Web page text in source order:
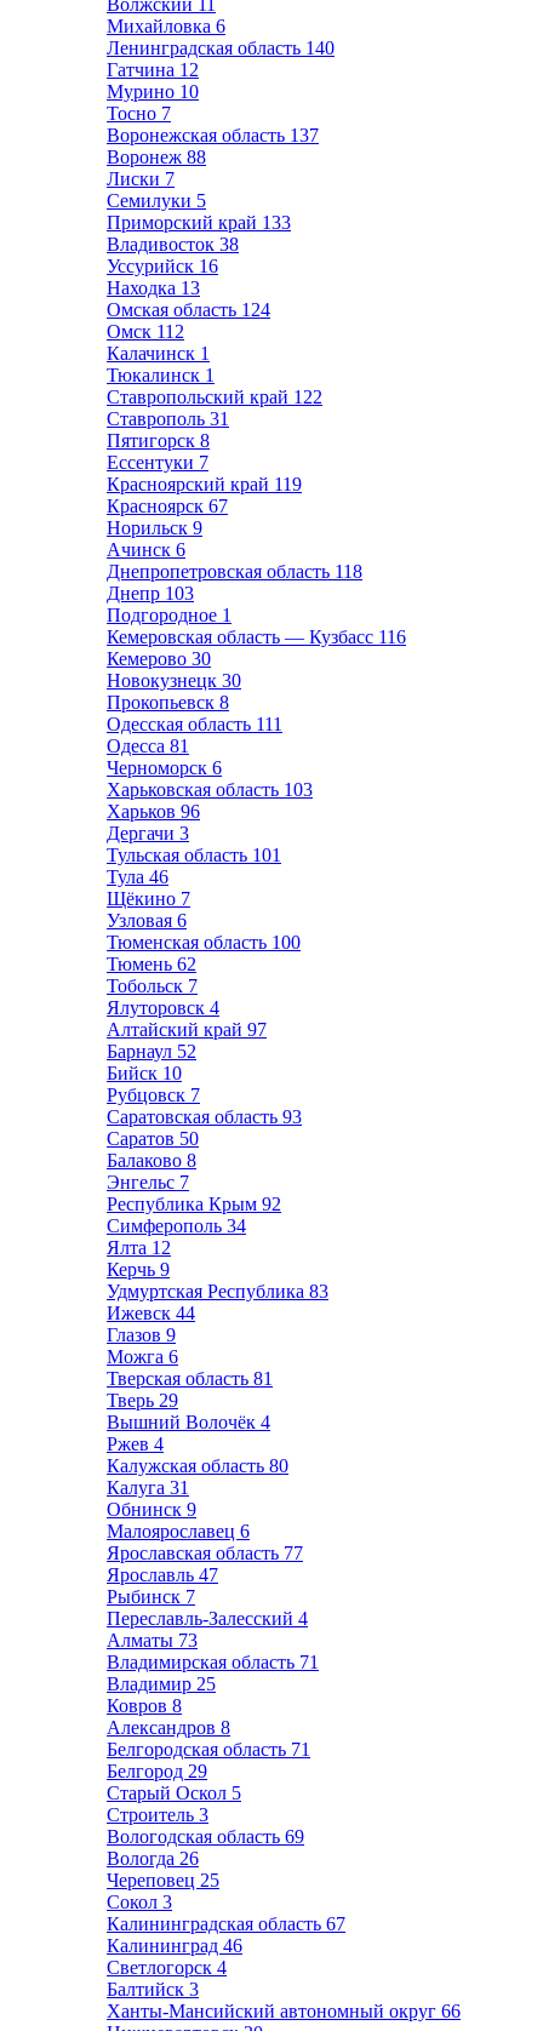
Волжский 11
Михайловка 6
Ленинградская область 140
Гатчина 12
Мурино 10
Тосно 7
Воронежская область 137
Воронеж 88
Лиски 7
Семилуки 5
Приморский край 133
Владивосток 38
Уссурийск 16
Находка 13
Омская область 124
Омск 112
Калачинск 1
Тюкалинск 1
Ставропольский край 122
Ставрополь 31
Пятигорск 8
Ессентуки 7
Красноярский край 119
Красноярск 67
Норильск 9
Ачинск 6
Днепропетровская область 118
Днепр 103
Подгородное 1
Кемеровская область — Кузбасс 116
Кемерово 30
Новокузнецк 30
Прокопьевск 8
Одесская область 111
Одесса 81
Черноморск 6
Харьковская область 103
Харьков 96
Дергачи 3
Тульская область 101
Тула 46
Щёкино 7
Узловая 6
Тюменская область 100
Тюмень 62
Тобольск 7
Ялуторовск 4
Алтайский край 97
Барнаул 52
Бийск 10
Рубцовск 7
Саратовская область 93
Саратов 50
Балаково 8
Энгельс 7
Республика Крым 92
Симферополь 34
Ялта 12
Керчь 9
Удмуртская Республика 83
Ижевск 44
Глазов 9
Можга 6
Тверская область 81
Тверь 29
Вышний Волочёк 4
Ржев 4
Калужская область 80
Калуга 31
Обнинск 9
Малоярославец 6
Ярославская область 77
Ярославль 47
Рыбинск 7
Переславль-Залесский 4
Алматы 73
Владимирская область 71
Владимир 25
Ковров 8
Александров 8
Белгородская область 71
Белгород 29
Старый Оскол 5
Строитель 3
Вологодская область 69
Вологда 26
Череповец 25
Сокол 3
Калининградская область 67
Калининград 46
Светлогорск 4
Балтийск 3
Ханты-Мансийский автономный округ 66